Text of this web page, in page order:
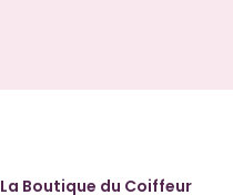
La Boutique du Coiffeur